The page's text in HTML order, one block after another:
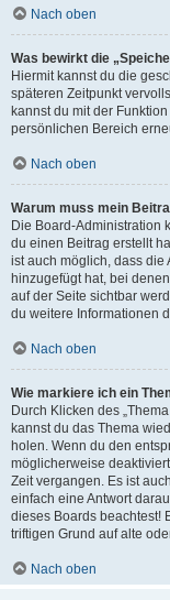
Nach oben
Was bewirkt die
Hiermit kannst du die
späteren Zeitpunkt
kannst du mit der
persönlichen Bereich
Nach oben
Warum muss mein
Die Board-Administration
du einen Beitrag erstellt
ist auch möglich, dass die
hinzugefügt hat, bei
auf der Seite sichtbar
du weitere Informationen
Nach oben
Wie markiere ich ein
Durch Klicken des
kannst du das Thema
holen. Wenn du den
möglicherweise
Zeit vergangen. Es ist
einfach eine Antwort
dieses Boards beachtest!
triftigen Grund auf alte
Nach oben